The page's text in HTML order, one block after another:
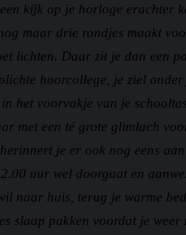
kijk op je horloge erachter
maar drie rondjes maakt
lichten. Daar zit je dan een
hoorcollege, je ziel onder
het voorvakje van je
met een té grote glimlach
je er ook nog eens
uur wel doorgaat en
naar huis, terug je warme
slaap pakken voordat je weer